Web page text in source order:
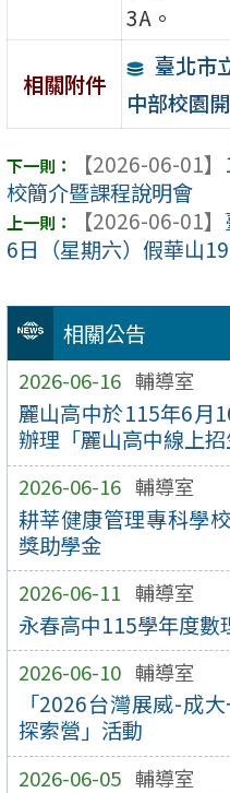
相關公告
2026-06-16 輔導室
麗山高中於115年6月
辦理「麗山高中線上招
2026-06-16 輔導室
耕莘健康管理專科學
獎助學金
2026-06-11 輔導室
永春高中115學年度數
2026-06-10 輔導室
「2026台灣展威-成
探索營」活動
2026-06-05 輔導室
3A。
相關附件
臺北市
中部校園
【2026-06-01】
校簡介暨課程說明會
【2026-06-01】
6日（星期六）假華山